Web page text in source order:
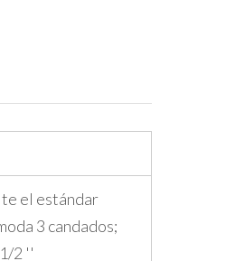
el estándar
3 candados;
2 ''